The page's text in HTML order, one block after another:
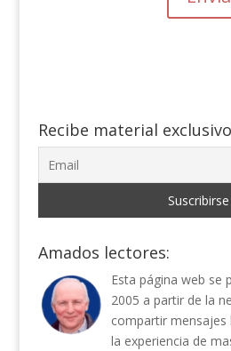
Recibe material
Amados lectores:
Esta página web se
2005 a partir de la
compartir mensajes
la experiencia de